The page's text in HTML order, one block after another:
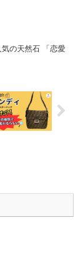
気の天然石 「恋愛